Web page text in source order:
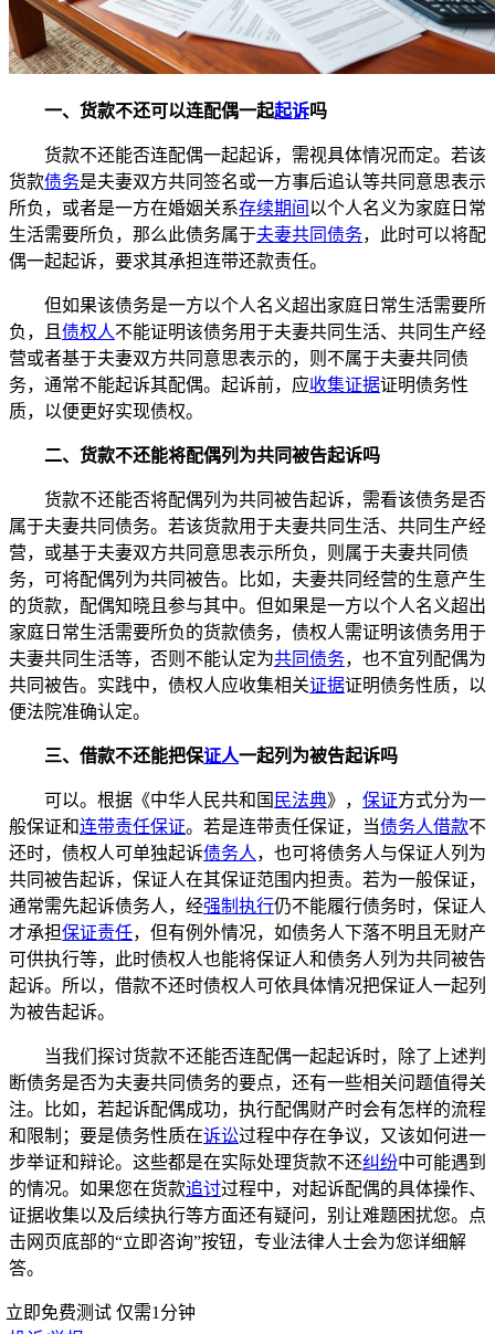
一、货款不还可以连配偶一起起诉吗
货款不还能否连配偶一起起诉，需视具体情况而定。若该
货款债务是夫妻双方共同签名或一方事后追认等共同意思表示
所负，或者是一方在婚姻关系存续期间 以个人名义为家庭日常
生活需要所负，那么此债务属于夫妻共同债务，此时可以将配
偶一起起诉，要求其承担连带还款责任。
但如果该债务是一方以个人名义超出家庭日常生活需要所
负，且 债权人不能证明该债务用于夫妻共同生活、共同生产经
营或者基于夫妻双方共同意思表示的，则不属于夫妻共同债
务，通常不能起诉其配偶。起诉前，应收集证据证明债务性
质，以便更好实现债权。
二、货款不还能将配偶列为共同被告起诉吗
货款不还能否将配偶列为共同被告起诉，需看该债务是否
属于夫妻共同债务。若该货款用于夫妻共同生活、共同生产经
营，或基于夫妻双方共同意思表示所负，则属于夫妻共同债
务，可将配偶列为共同被告。比如，夫妻共同经营的生意产生
的货款，配偶知晓且参与其中。但如果是一方以个人名义超出
家庭日常生活需要所负的货款债务，债权人需证明该债务用于
夫妻共同生活等，否则不能认定为共同债务，也不宜列配偶为
共同被告。实践中，债权人应收集相关证据证明债务性质，以
便法院准确认定。
三、借款不还能把保证人一起列为被告起诉吗
可以。根据《中华人民共和国 民法典》， 保证方式分为一
般保证和连带责任保证。若是连带责任保证，当债务人借款不
还时，债权人可单独起诉债务人 ，也可将债务人与保证人列为
共同被告起诉，保证人在其保证范围内担责。若为一般保证，
通常需先起诉债务人，经强制执行仍不能履行债务时，保证人
才承担保证责任，但有例外情况，如债务人下落不明且无财产
可供执行等，此时债权人也能将保证人和债务人列为共同被告
起诉。所以，借款不还时债权人可依具体情况把保证人一起列
为被告起诉。
当我们探讨货款不还能否连配偶一起起诉时，除了上述判
断债务是否为夫妻共同债务的要点，还有一些相关问题值得关
注。比如，若起诉配偶成功，执行配偶财产时会有怎样的流程
和限制；要是债务性质在诉讼过程中存在争议，又该如何进一
步举证和辩论。这些都是在实际处理货款不还纠纷中可能遇到
的情况。如果您在货款追讨过程中，对起诉配偶的具体操作、
证据收集以及后续执行等方面还有疑问，别让难题困扰您。点
击网页底部的“立即咨询”按钮，专业法律人士会为您详细解
答。
立即免费测试 仅需1分钟